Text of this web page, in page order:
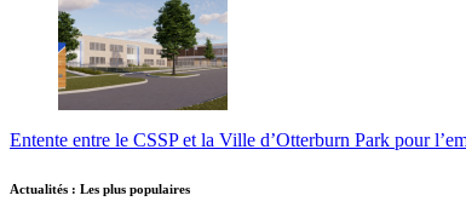
Entente entre le CSSP et la Ville d’Otterburn Park pour
Actualités : Les plus populaires